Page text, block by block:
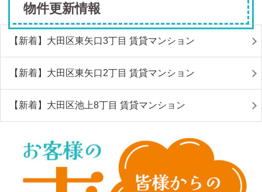
物件更新情報
【新着】大田区東矢口3丁目 賃貸マンション
【新着】大田区東矢口2丁目 賃貸マンション
【新着】大田区池上8丁目 賃貸マンション